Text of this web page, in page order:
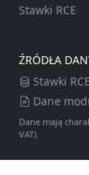
Stawki RCE
ŹRÓDŁA
Stawki
Dane
Dane mają
VAT).